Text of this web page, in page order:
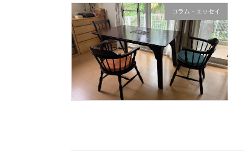
コラム・エッセイ